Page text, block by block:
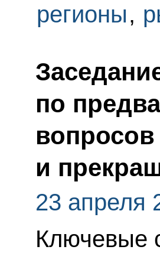
регионы,
по
вопросов
и
23 апреля
Ключевые